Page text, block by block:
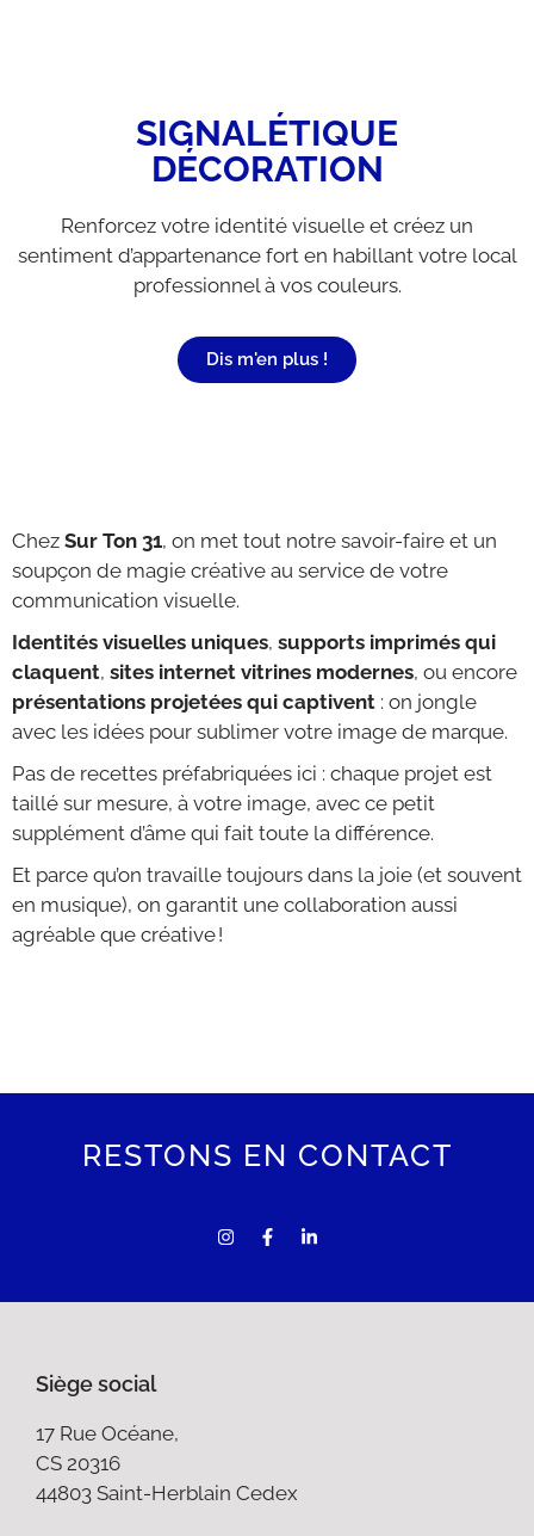
SIGNALÉTIQUE
DÉCORATION
Renforcez votre identité visuelle et créez un
sentiment d’appartenance fort en habillant votre local
professionnel à vos couleurs.
Dis m'en plus !
Chez Sur Ton 31, on met tout notre savoir-faire et un
soupçon de magie créative au service de votre
communication visuelle.
Identités visuelles uniques, supports imprimés qui
claquent, sites internet vitrines modernes, ou encore
présentations projetées qui captivent : on jongle
avec les idées pour sublimer votre image de marque.
Pas de recettes préfabriquées ici : chaque projet est
taillé sur mesure, à votre image, avec ce petit
supplément d’âme qui fait toute la différence.
Et parce qu’on travaille toujours dans la joie (et souvent
en musique), on garantit une collaboration aussi
agréable que créative !
RESTONS EN CONTACT
Siège social
17 Rue Océane,
CS 20316
44803 Saint-Herblain Cedex